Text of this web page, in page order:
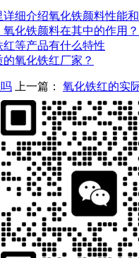
细介绍氧化铁颜料性能
化铁颜料在其中的作用？
等产品有什么特性
氧化铁红厂家？
上一篇： 氧化铁红的实